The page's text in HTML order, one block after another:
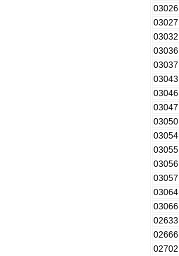
03026
03027
03032
03036
03037
03043
03046
03047
03050
03054
03055
03056
03057
03064
03066
02633
02666
02702